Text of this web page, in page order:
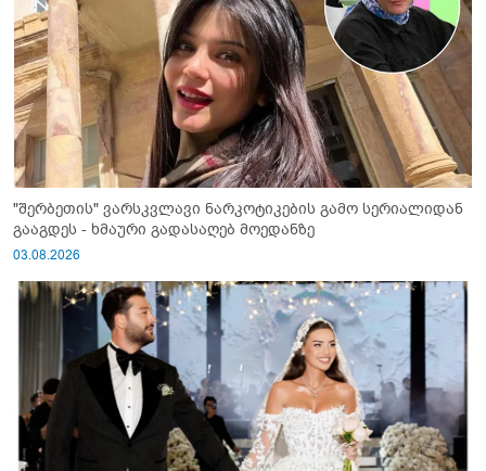
"შერბეთის" ვარსკვლავი ნარკოტიკების გამო სერიალიდან
გააგდეს - ხმაური გადასაღებ მოედანზე
03.08.2026